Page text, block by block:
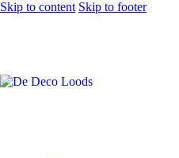
Skip to content Skip to footer